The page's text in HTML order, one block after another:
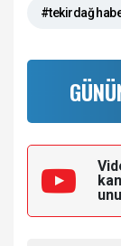
#tekirdağ